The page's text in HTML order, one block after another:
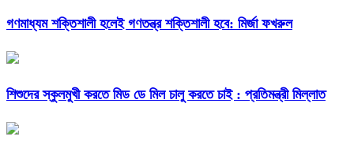
গণমাধ্যম শক্তিশালী হলেই গণতন্ত্র শক্তিশালী হবে: মির্জা ফখরুল
শিশুদের স্কুলমুখী করতে মিড ডে মিল চালু করতে চাই : প্রতিমন্ত্রী মিল্লাত